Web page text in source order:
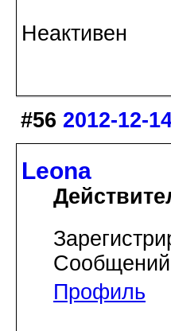
Неактивен
#56 2012-12-
Leona
Профиль